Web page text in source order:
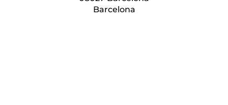
Barcelona